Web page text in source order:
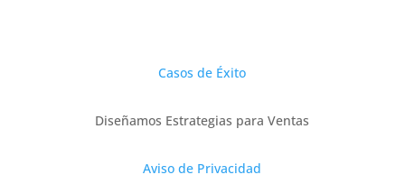
Casos de Éxito
Diseñamos Estrategias para Ventas
Aviso de Privacidad